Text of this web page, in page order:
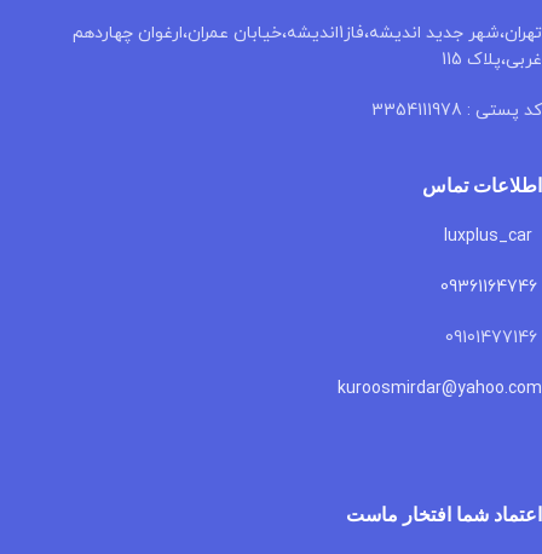
تهران،شهر جدید اندیشه،فاز1اندیشه،خیابان عمران،ارغوان چهاردهم
غربی،پلاک 115
کد پستی : 3354111978
اطلاعات تماس
09361164746
kuroosmirdar@yahoo.com
اعتماد شما افتخار ماست